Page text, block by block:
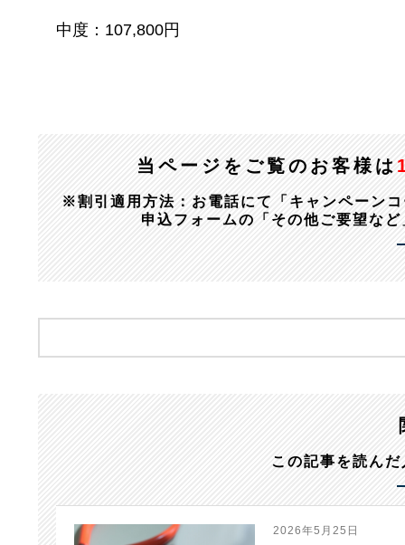
中度：107,800円
当ページをご覧のお客様は
※割引適用方法：お電話にて「キャンペーン
申込フォームの「その他ご要望な
この記事を読ん
2026年5月25日